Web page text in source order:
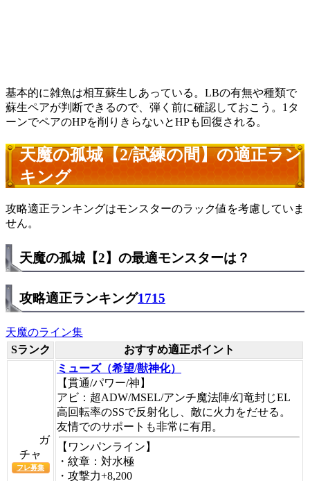
基本的に雑魚は相互蘇生しあっている。LBの有無や種類で
蘇生ペアが判断できるので、弾く前に確認しておこう。1タ
ーンでペアのHPを削りきらないとHPも回復される。
天魔の孤城【2/試練の間】の適正ラン
キング
攻略適正ランキングはモンスターのラック値を考慮していま
せん。
天魔の孤城【2】の最適モンスターは？
攻略適正ランキング1715
天魔のライン集
Sランク
おすすめ適正ポイント
ガ
チャ
フレ募集
ミューズ（希望/獣神化）
【貫通/パワー/神】
アビ：超ADW/MSEL/アンチ魔法陣/幻竜封じEL
高回転率のSSで反射化し、敵に火力をだせる。
友情でのサポートも非常に有用。
【 ワンパンライン 】
・紋章：対水極
・攻撃力+8,200